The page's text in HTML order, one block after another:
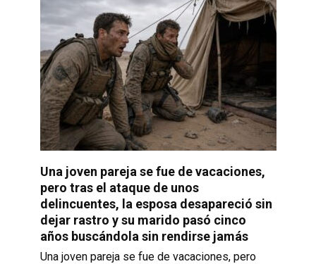
Una joven pareja se fue de vacaciones,
pero tras el ataque de unos
delincuentes, la esposa desapareció sin
dejar rastro y su marido pasó cinco
años buscándola sin rendirse jamás
Una joven pareja se fue de vacaciones, pero